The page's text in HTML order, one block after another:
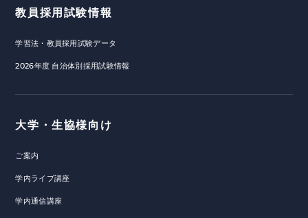
教員採用試験情報
学習法・教員採用試験データ
2026年度 自治体別採用試験情報
大学・生協様向け
ご案内
学内ライブ講座
学内通信講座